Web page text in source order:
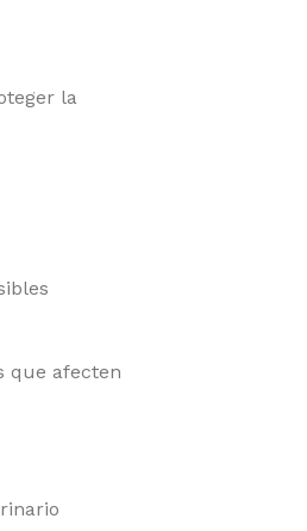
la
que afecten